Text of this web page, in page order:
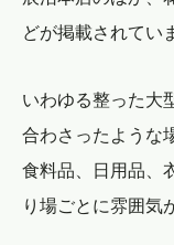
どが掲載されてい
いわゆる整った大
合わさったような
食料品、日用品、
り場ごとに雰囲気